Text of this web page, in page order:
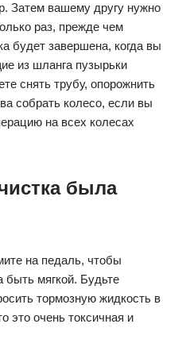
Затем вашему другу нужно
раз, прежде чем
будет завершена, когда вы
из шланга пузырьки
снять трубу, опорожнить
собрать колесо, если вы
на всех колесах
была
на педаль, чтобы
быть мягкой. Будьте
тормозную жидкость в
это очень токсичная и